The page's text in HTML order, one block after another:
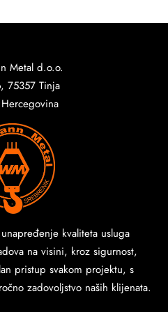
Metal d.o.o.
75357 Tinja
kvaliteta usluga
na visini, kroz sigurnost,
pristup svakom projektu, s
zadovoljstvo naših klijenata.